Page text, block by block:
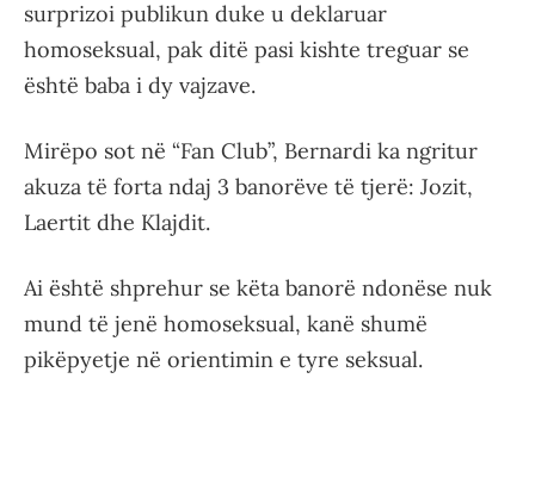
surprizoi publikun duke u deklaruar
homoseksual, pak ditë pasi kishte treguar se
është baba i dy vajzave.
Mirëpo sot në “Fan Club”, Bernardi ka ngritur
akuza të forta ndaj 3 banorëve të tjerë: Jozit,
Laertit dhe Klajdit.
Ai është shprehur se këta banorë ndonëse nuk
mund të jenë homoseksual, kanë shumë
pikëpyetje në orientimin e tyre seksual.